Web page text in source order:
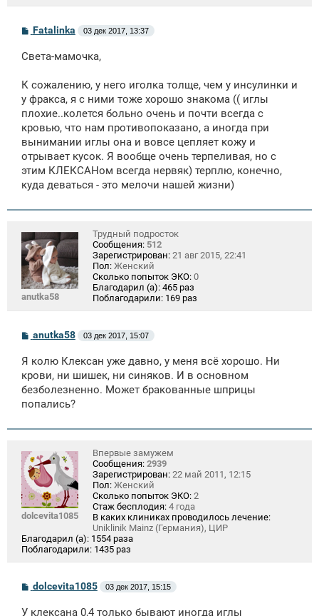
С
б
н
и
Fatalinka 03 дек 2017, 13:37
Света-мамочка,
К сожалению, у него иголка толще, чем у инсулинки и
у фракса, я с ними тоже хорошо знакома (( иглы
плохие..колется больно очень и почти всегда с
кровью, что нам противопоказано, а иногда при
вынимании иглы она и вовсе цепляет кожу и
отрывает кусок. Я вообще очень терпеливая, но с
этим КЛЕКСАНом всегда нервяк) терплю, конечно,
куда деваться - это мелочи нашей жизни)
anutka58
Трудный подросток
Сообщения: 512
Зарегистрирован: 21 авг 2015, 22:41
Пол: Женский
Сколько попыток ЭКО: 0
Благодарил (а): 465 раз
Поблагодарили: 169 раз
С
б
щ
н
и
anutka58 03 дек 2017, 15:07
Я колю Клексан уже давно, у меня всё хорошо. Ни
крови, ни шишек, ни синяков. И в основном
безболезненно. Может бракованные шприцы
попались?
dolcevita1085
Впервые замужем
Сообщения: 2939
Зарегистрирован: 22 май 2011, 12:15
Пол: Женский
Сколько попыток ЭКО: 2
Стаж бесплодия: 4 года
В каких клиниках проводилось лечение:
Uniklinik Mainz (Германия), ЦИР
Благодарил (а): 1554 раза
Поблагодарили: 1435 раз
Сdolcevita1085 03 дек 2017, 15:15
У клексана 0,4 только бывают иногда иглы